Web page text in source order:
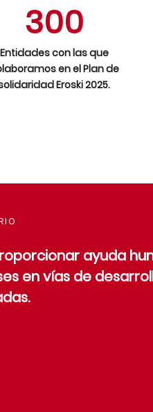
300
Entidades con las que
en el Plan de
Eroski 2025.
ayuda
en vías de